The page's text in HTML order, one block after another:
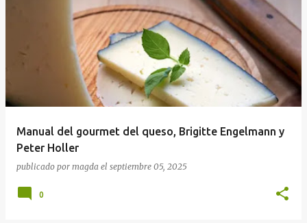
d
Manual del gourmet del queso, Brigitte Engelmann y
Peter Holler
publicado por magda el septiembre 05, 2025
0